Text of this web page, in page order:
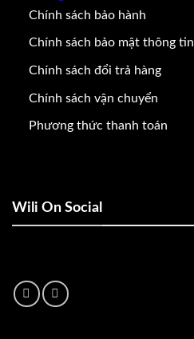
Chính sách bảo hành
Chính sách bảo mật thông tin
Chính sách đổi trả hàng
Chính sách vận chuyển
Phương thức thanh toán
Wili On Social